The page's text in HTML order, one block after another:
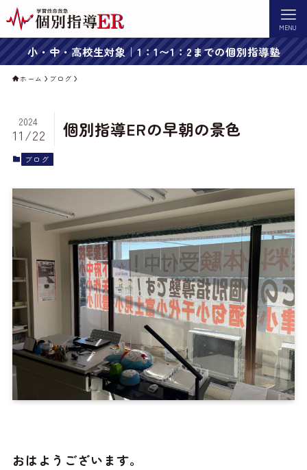
MENU
小・中・高校生対象｜1：1〜1：2までの個別指導塾
ホーム ブログ
個別指導ERの早朝の景色
2024
11/22
ブログ
おはようございます。